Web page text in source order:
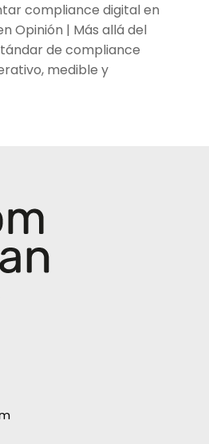
compliance digital en
Opinión | Más allá del
de compliance
medible y